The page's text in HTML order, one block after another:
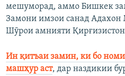
мешуморад, аммо Бишкек
Замони имзои санад Адахон
Шӯрои амнияти Қирғизистон
Ин қитъаи замин, ки бо номи
машҳур аст, дар наздикии